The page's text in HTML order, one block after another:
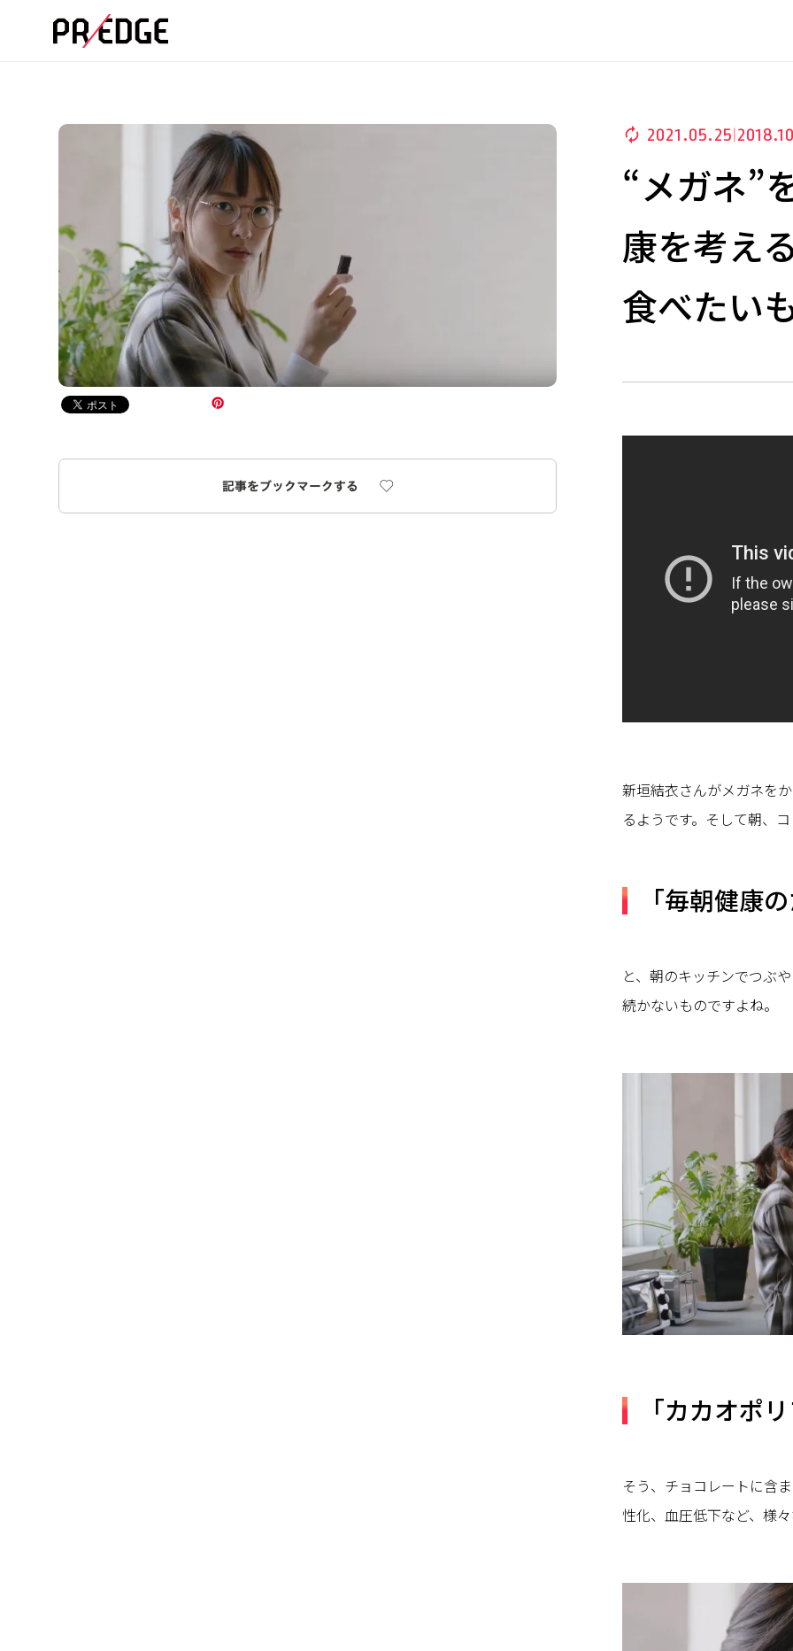
2021.05.25
“メガネ”
康を考え
食べたい
新垣結衣さんがメガネを
るようです。そして朝、
「毎朝健康
と、朝のキッチンでつぶ
続かないものですよね。
「カカオポ
そう、チョコレートに含
性化、血圧低下など、様